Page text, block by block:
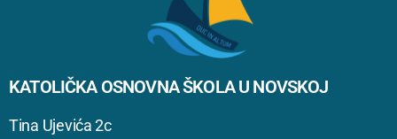
KATOLIČKA OSNOVNA ŠKOLA U NOVSKOJ
Tina Ujevića 2c